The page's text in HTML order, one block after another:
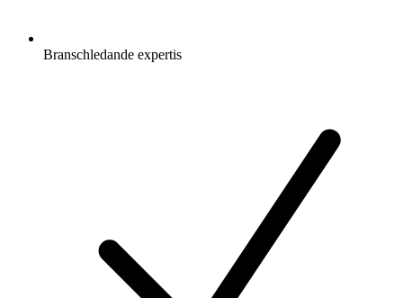
Branschledande expertis